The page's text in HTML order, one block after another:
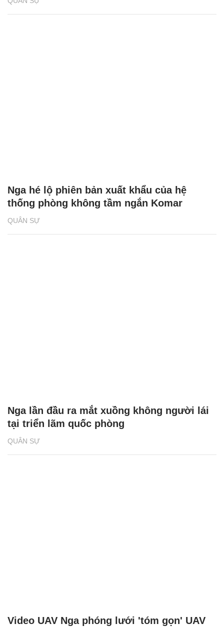
QUÂN SỰ
Nga hé lộ phiên bản xuất khẩu của hệ
thống phòng không tầm ngắn Komar
QUÂN SỰ
Nga lần đầu ra mắt xuồng không người lái
tại triển lãm quốc phòng
Video UAV Nga phóng lưới 'tóm gọn' UAV